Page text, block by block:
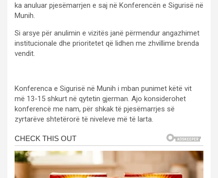
ka anuluar pjesëmarrjen e saj në Konferencën e Sigurisë në
Munih.
Si arsye për anulimin e vizitës janë përmendur angazhimet
institucionale dhe prioritetet që lidhen me zhvillime brenda
vendit.
Konferenca e Sigurisë në Munih i mban punimet këtë vit
më 13-15 shkurt në qytetin gjerman. Ajo konsiderohet
konferencë me nam, për shkak të pjesëmarrjes së
zyrtarëve shtetërorë të niveleve më të larta.